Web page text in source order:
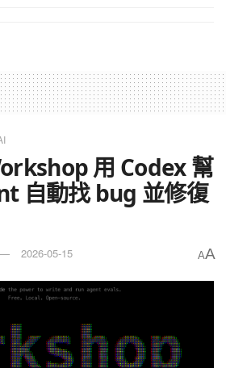
用 Codex 幫
自動找 bug 並修復
2026-05-15 AA